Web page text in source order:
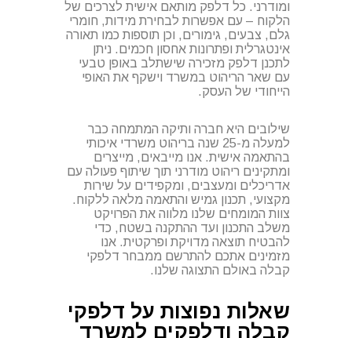
ומודרני. כל דלפק מותאם אישית לצרכים של
הלקוח – עם אפשרות לבחירת מידות, חומרי
גלם, צבעים, גימורים, וכן תוספות כמו תאורה
אינטגרלית ופתרונות אחסון חכמים. ניתן
לתכנן דלפק מזכירה שישתלב באופן טבעי
עם שאר הריהוט במשרד וישקף את האופי
הייחודי של העסק.
שילובים היא חברה ותיקה המתמחה כבר
למעלה מ-25 שנה בריהוט משרדי איכותי
בהתאמה אישית. אנו מייבאים, מייצרים
ומתקינים ריהוט מודרני תוך שיתוף פעולה עם
אדריכלים ומעצבים, ומקפידים על שירות
מקצועי, תכנון גמיש והתאמה מלאה ללקוח.
צוות המומחים שלנו מלווה את הפרויקט
משלב התכנון ועד ההתקנה בשטח, כדי
להבטיח תוצאה מדויקת ופרקטית. אנו
מזמינים אתכם להתרשם ממבחר דלפקי
קבלה באולם התצוגה שלנו.
שאלות נפוצות על דלפקי
קבלה ודלפקים למשרד